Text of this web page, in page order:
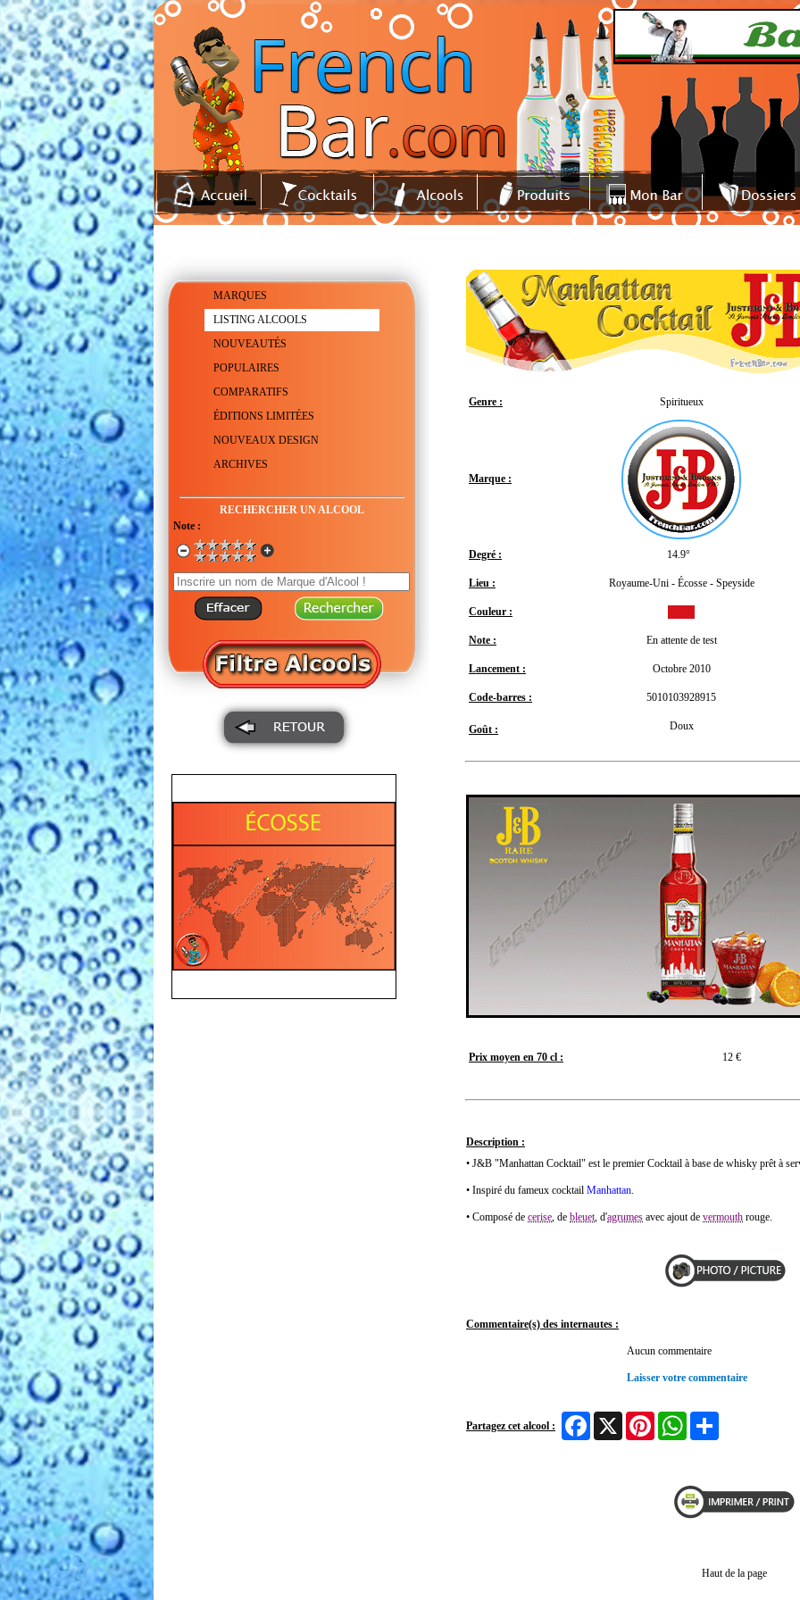
MARQUES
LISTING ALCOOLS
NOUVEAUTÉS
POPULAIRES
COMPARATIFS
ÉDITIONS LIMITÉES
NOUVEAUX DESIGN
ARCHIVES
RECHERCHER UN ALCOOL
Note :
Genre : Spiritueux
Marque :
Degré : 14.9°
Lieu : Royaume-Uni - Écosse - Speyside
Couleur :
Note : En attente de test
Lancement : Octobre 2010
Code-barres : 5010103928915
Goût : Doux
Prix moyen en 70 cl : 12 €
Description :
• J&B "Manhattan Cocktail" est le premier Cocktail à base de whisky prêt à
• Inspiré du fameux cocktail Manhattan.
• Composé de cerise, de bleuet, d'agrumes avec ajout de vermouth rouge.
Commentaire(s) des internautes :
Aucun commentaire
Laisser votre commentaire
Partagez cet alcool :
FacebookX Pinterest WhatsApp
Haut de la page